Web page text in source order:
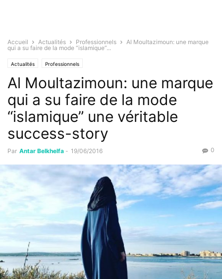
Accueil Actualités Professionnels
Al Moultazimoun: une marque
qui a su faire de la mode “islamique”...
Actualités Professionnels
Al Moultazimoun: une marque
qui a su faire de la mode
“islamique” une véritable
success-story
Par Antar Belkhelfa - 19/06/2016 0